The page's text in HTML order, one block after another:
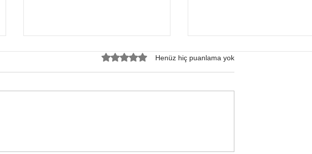
Ötesinde: Isı Dalgaları
Belirtiler, Bulaş Yolları ve
5 üzerinden 0 yıldızHenüz hiç puanlama yok